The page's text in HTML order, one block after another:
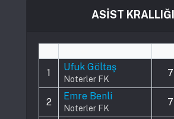
ASİST KRALLIĞI
1
Ufuk Göltaş
Noterler FK
7
2
Emre Benli
Noterler FK
7